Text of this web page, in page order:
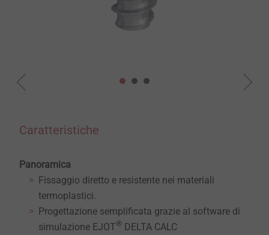
Caratteristiche
Panoramica
Fissaggio diretto e resistente nei materiali
termoplastici.
Progettazione semplificata grazie al software di
simulazione EJOT® DELTA CALC